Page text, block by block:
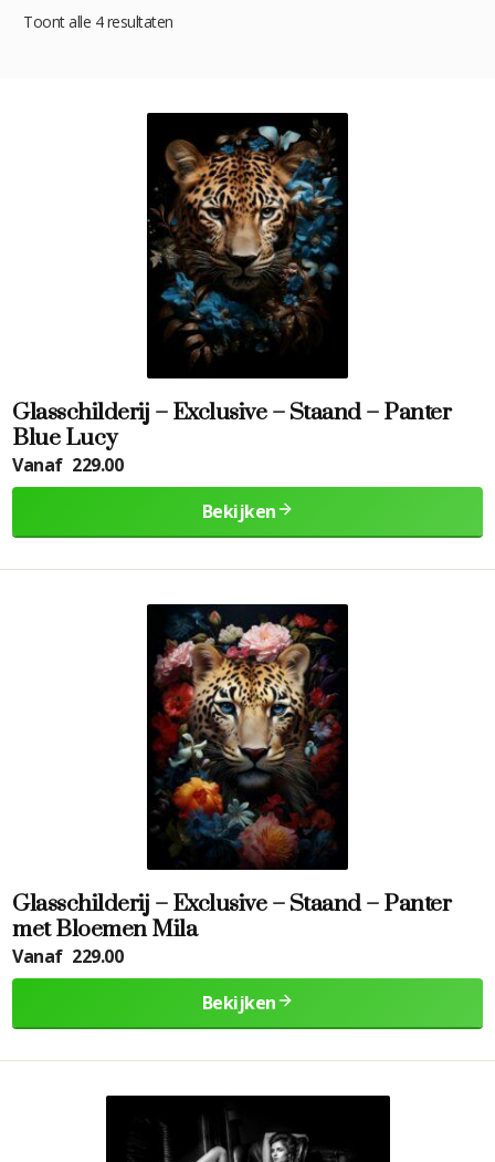
Toont alle 4 resultaten
Glasschilderij – Exclusive – Staand – Panter
Blue Lucy
Vanaf 229.00
Bekijken
Glasschilderij – Exclusive – Staand – Panter
met Bloemen Mila
Vanaf 229.00
Bekijken